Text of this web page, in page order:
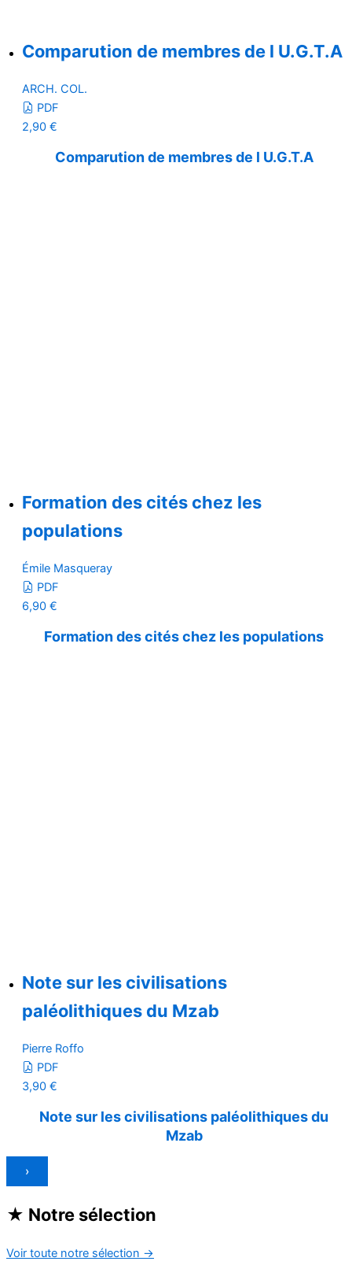
Comparution de membres de l U.G.T.A
ARCH. COL.
PDF
2,90 €
Comparution de membres de l U.G.T.A
Formation des cités chez les
populations
Émile Masqueray
PDF
6,90 €
Formation des cités chez les populations
Note sur les civilisations
paléolithiques du Mzab
Pierre Roffo
PDF
3,90 €
Note sur les civilisations paléolithiques du
Mzab
›
★ Notre sélection
Voir toute notre sélection →